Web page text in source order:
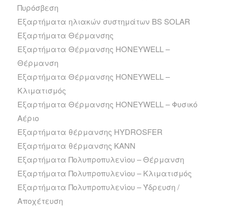
Πυρόσβεση
Εξαρτήματα ηλιακών συστημάτων BS SOLAR
Εξαρτήματα Θέρμανσης
Εξαρτήματα Θέρμανσης HONEYWELL –
Θέρμανση
Εξαρτήματα Θέρμανσης HONEYWELL –
Κλιματισμός
Εξαρτήματα Θέρμανσης HONEYWELL – Φυσικό
Αέριο
Εξαρτήματα θέρμανσης HYDROSFER
Εξαρτήματα θέρμανσης ΚΑΝΝ
Εξαρτήματα Πολυπροπυλενίου – Θέρμανση
Εξαρτήματα Πολυπροπυλενίου – Κλιματισμός
Εξαρτήματα Πολυπροπυλενίου – Ύδρευση /
Αποχέτευση